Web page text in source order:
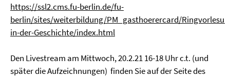
https://ssl2.cms.fu-berlin.de/fu-
berlin/sites/weiterbildung/PM_gasthoerercard/
in-der-Geschichte/index.html
Den Livestream am Mittwoch, 20.2.21 16-18 Uhr c.t. (und
später die Aufzeichnungen) finden Sie auf der Seite des